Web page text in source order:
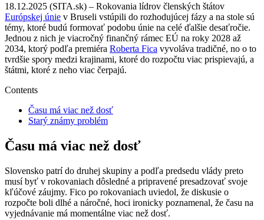
18.12.2025 (SITA.sk) – Rokovania lídrov členských štátov
Európskej únie v Bruseli vstúpili do rozhodujúcej fázy a na stole sú
témy, ktoré budú formovať podobu únie na celé ďalšie desaťročie.
Jednou z nich je viacročný finančný rámec EÚ na roky 2028 až
2034, ktorý podľa premiéra Roberta Fica vyvoláva tradičné, no o to
tvrdšie spory medzi krajinami, ktoré do rozpočtu viac prispievajú, a
štátmi, ktoré z neho viac čerpajú.
Contents
Času má viac než dosť
Starý známy problém
Času má viac než dosť
Slovensko patrí do druhej skupiny a podľa predsedu vlády preto
musí byť v rokovaniach dôsledné a pripravené presadzovať svoje
kľúčové záujmy. Fico po rokovaniach uviedol, že diskusie o
rozpočte boli dlhé a náročné, hoci ironicky poznamenal, že času na
vyjednávanie má momentálne viac než dosť.